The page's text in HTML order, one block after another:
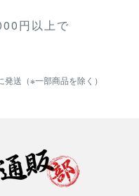
円以上で
送（※一部商品を除く）